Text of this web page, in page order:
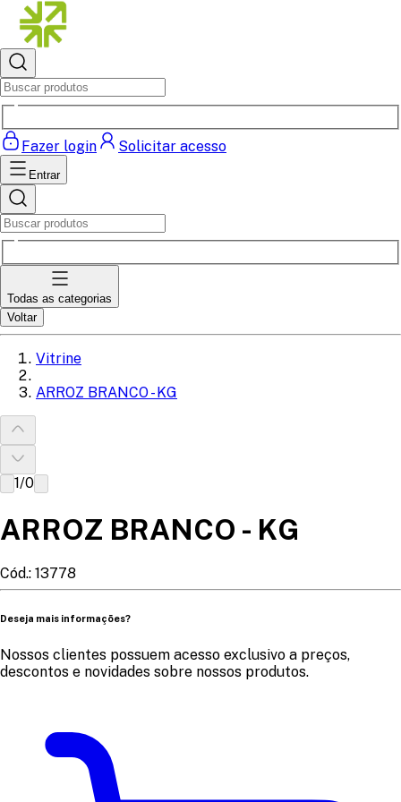
Fazer login Solicitar acesso
Entrar
Todas as categorias
Voltar
Vitrine
ARROZ BRANCO - KG
1/0
ARROZ BRANCO - KG
Cód.: 13778
Deseja mais informações?
Nossos clientes possuem acesso exclusivo a preços,
descontos e novidades sobre nossos produtos.